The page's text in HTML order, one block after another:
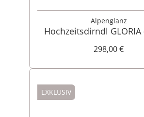
Alpenglanz
Hochzeitsdirndl GLORIA
298,00 €
EXKLUSIV